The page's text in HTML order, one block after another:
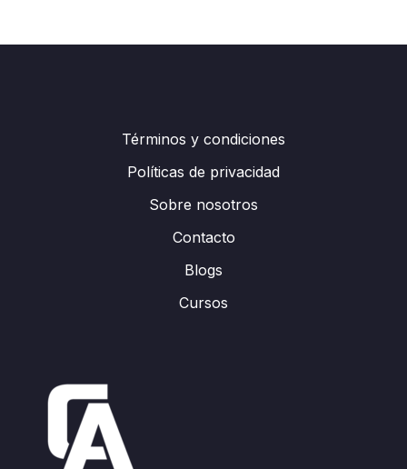
Términos y condiciones
Políticas de privacidad
Sobre nosotros
Contacto
Blogs
Cursos